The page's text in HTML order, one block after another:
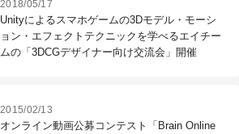
2018/05/17
Unityによるスマホゲームの3Dモデル・モーシ
ョン・エフェクトテクニックを学べるエイチー
ムの「3DCGデザイナー向け交流会」開催
2015/02/13
オンライン動画公募コンテスト「Brain Online